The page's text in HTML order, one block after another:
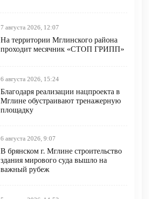
7 августа 2026, 12:07
На территории Мглинского района
проходит месячник «СТОП ГРИПП»
6 августа 2026, 15:24
Благодаря реализации нацпроекта в
Мглине обустраивают тренажерную
площадку
6 августа 2026, 9:07
В брянском г. Мглине строительство
здания мирового суда вышло на
важный рубеж